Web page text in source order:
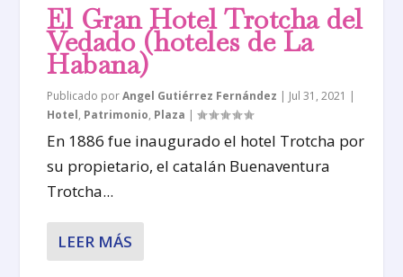
El Gran Hotel Trotcha del
Vedado (hoteles de La
Habana)
Publicado porAngel Gutiérrez Fernández | Jul 31, 2021 |
Hotel, Patrimonio, Plaza |
En 1886 fue inaugurado el hotel Trotcha por
su propietario, el catalán Buenaventura
Trotcha...
LEER MÁS